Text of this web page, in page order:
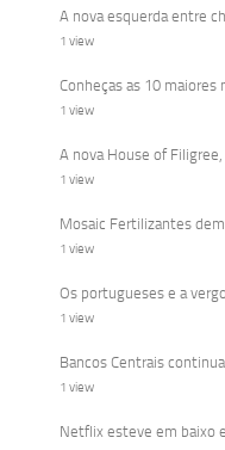
A nova esquerda entre
1 view
Conheças as 10
1 view
A nova House of
1 view
Mosaic Fertilizantes
1 view
Os portugueses e a
1 view
Bancos Centrais
1 view
Netflix esteve em baixo